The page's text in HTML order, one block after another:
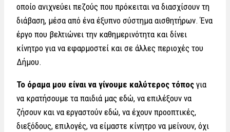
οποίο ανιχνεύει πεζούς που πρόκειται να διασχίσουν τη
διάβαση, μέσα από ένα έξυπνο σύστημα αισθητήρων. Ένα
έργο που βελτιώνει την καθημερινότητα και δίνει
κίνητρο για να εφαρμοστεί και σε άλλες περιοχές του
Δήμου.
Το όραμα μου είναι να γίνουμε καλύτερος τόπος για
να κρατήσουμε τα παιδιά μας εδώ, να επιλέξουν να
ζήσουν και να εργαστούν εδώ, να έχουν προοπτικές,
διεξόδους, επιλογές, να είμαστε κίνητρο να μείνουν, όχι